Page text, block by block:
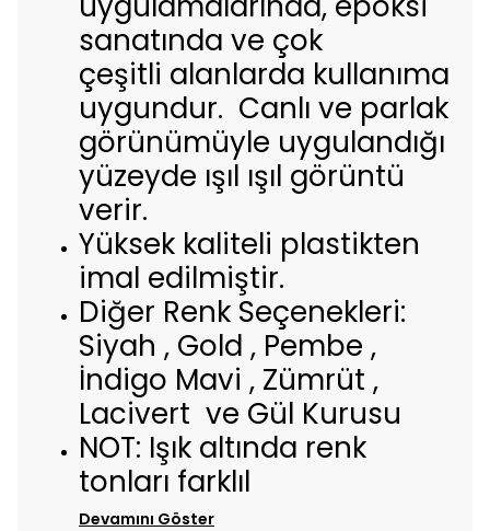
sanatında ve çok
çeşitli alanlarda kullanıma
uygundur. Canlı ve parlak
görünümüyle uygulandığı
yüzeyde ışıl ışıl görüntü
verir.
Yüksek kaliteli plastikten
imal edilmiştir.
Diğer Renk Seçenekleri:
Siyah , Gold , Pembe ,
İndigo Mavi , Zümrüt ,
Lacivert ve Gül Kurusu
NOT: Işık altında renk
tonları farklıl
Devamını Göster